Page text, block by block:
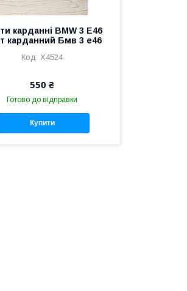
карданні BMW 3 E46
карданний Бмв 3 е46
X4524
550 ₴
Готово до відправки
Купити